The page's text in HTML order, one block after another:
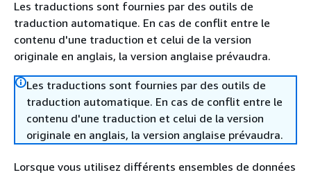
Les traductions sont fournies par des outils de
traduction automatique. En cas de conflit entre le
contenu d'une traduction et celui de la version
originale en anglais, la version anglaise prévaudra.
Les traductions sont fournies par des outils de
traduction automatique. En cas de conflit entre le
contenu d'une traduction et celui de la version
originale en anglais, la version anglaise prévaudra.
Lorsque vous utilisez différents ensembles de données